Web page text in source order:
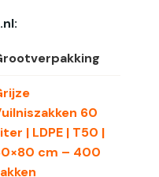
60
| LDPE | T50 |
cm – 400